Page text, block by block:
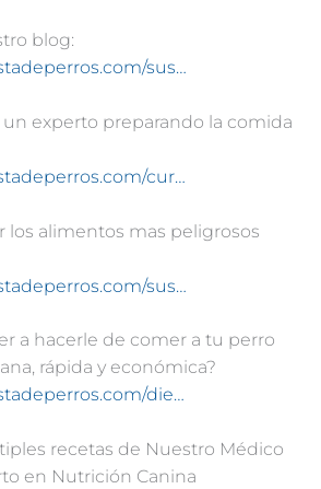
blog:
sus…
un experto preparando la comida
cur…
los alimentos mas peligrosos
sus…
a hacerle de comer a tu perro
rápida y económica?
die…
recetas de Nuestro Médico
en Nutrición Canina